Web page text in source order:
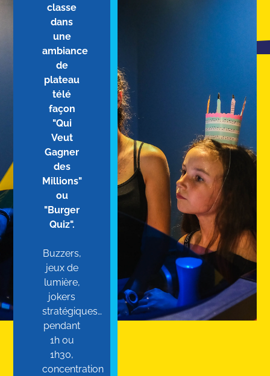
classe
dans
une
ambiance
de
plateau
télé
façon
"Qui
Veut
Gagner
des
Millions"
ou
"Burger
Quiz".
Buzzers,
jeux de
lumière,
jokers
stratégiques…
pendant
1h ou
1h30,
concentration